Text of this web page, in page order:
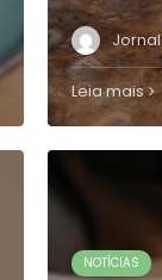
Jornal
Leia mais
NOTÍCIAS